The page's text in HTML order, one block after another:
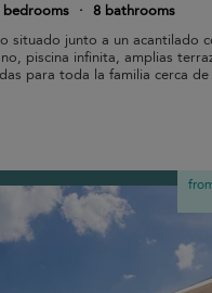
· 8 bathrooms
situado junto a un acantilado
piscina infinita, amplias
para toda la familia cerca